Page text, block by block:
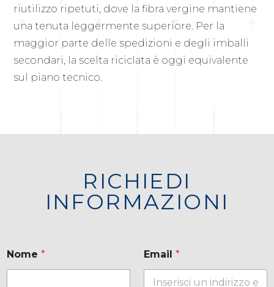
riutilizzo ripetuti, dove la fibra vergine mantiene
una tenuta leggermente superiore. Per la
maggior parte delle spedizioni e degli imballi
secondari, la scelta riciclata è oggi equivalente
sul piano tecnico.
RICHIEDI
INFORMAZIONI
Nome * Email *